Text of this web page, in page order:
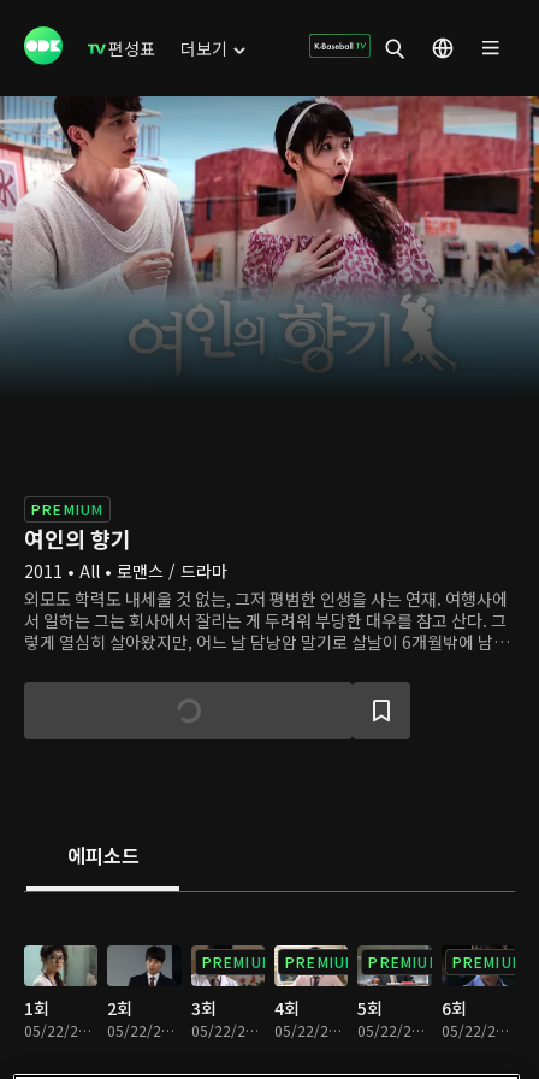
편성표 더보기
PREMIUM
여인의 향기
2011 • All • 로맨스 / 드라마
외모도 학력도 내세울 것 없는, 그저 평범한 인생을 사는 연재. 여행사에
서 일하는 그는 회사에서 잘리는 게 두려워 부당한 대우를 참고 산다. 그
렇게 열심히 살아왔지만, 어느 날 담낭암 말기로 살날이 6개월밖에 남지
고 싶은 일을 하고 살려고 한다. 그중 하나는 정말 사랑하는 사람과 연애
를 하는 것. 그때 연재의 앞에 시니컬하고 삶의 재미를 느끼지 못하던 새
에피소드
1회
05/22/2020 • 1시간 6분
2회
05/22/2020 • 1시간 5분
PREMIUM
3회
05/22/2020 • 1시간 4분
PREMIUM
4회
05/22/2020 • 1시간 5분
PREMIUM
5회
05/22/2020 • 1시간 5분
PREMIUM
6회
05/22/2020 • 1시간 4분